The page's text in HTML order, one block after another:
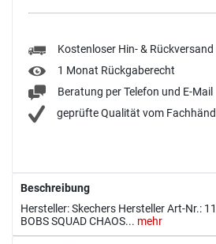
Kostenloser Hin- & Rückversand
1 Monat Rückgaberecht
Beratung per Telefon und E-Mail
geprüfte Qualität vom
Beschreibung
Hersteller: Skechers Hersteller Art-Nr.:
BOBS SQUAD CHAOS... mehr